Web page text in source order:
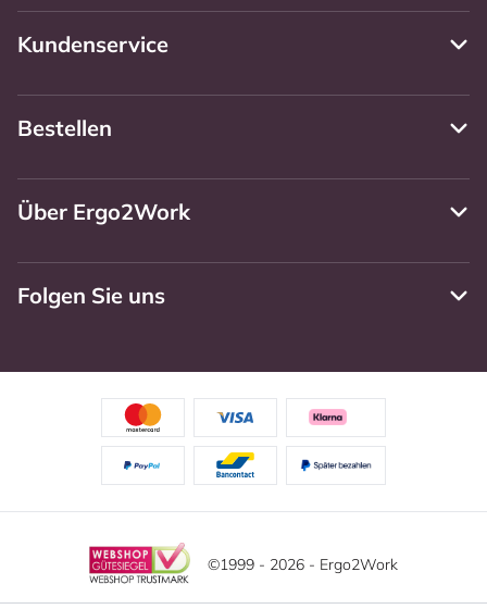
Kundenservice
Bestellen
Über Ergo2Work
Folgen Sie uns
©1999 - 2026 - Ergo2Work